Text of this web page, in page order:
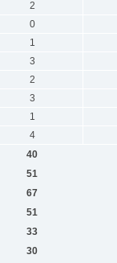
2
0
1
3
2
3
1
4
40
51
67
51
33
30